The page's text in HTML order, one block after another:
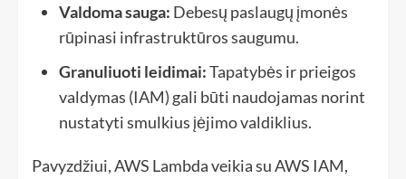
Valdoma sauga: Debesų paslaugų įmonės
rūpinasi infrastruktūros saugumu.
Granuliuoti leidimai:Tapatybės ir prieigos
valdymas (IAM) gali būti naudojamas norint
nustatyti smulkius įėjimo valdiklius.
Pavyzdžiui, AWS Lambda veikia su AWS IAM,